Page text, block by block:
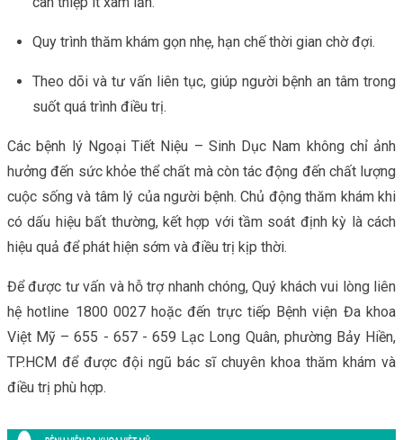
Quy trình thăm khám gọn nhẹ, hạn chế thời gian chờ đợi.
Theo dõi và tư vấn liên tục, giúp người bệnh an tâm trong
suốt quá trình điều trị.
Các bệnh lý Ngoại Tiết Niệu – Sinh Dục Nam không chỉ ảnh
hưởng đến sức khỏe thể chất mà còn tác động đến chất lượng
cuộc sống và tâm lý của người bệnh. Chủ động thăm khám khi
có dấu hiệu bất thường, kết hợp với tầm soát định kỳ là cách
hiệu quả để phát hiện sớm và điều trị kịp thời.
Để được tư vấn và hỗ trợ nhanh chóng, Quý khách vui lòng liên
hệ hotline 1800 0027 hoặc đến trực tiếp Bệnh viện Đa khoa
Việt Mỹ – 655 - 657 - 659 Lạc Long Quân, phường Bảy Hiền,
TP.HCM để được đội ngũ bác sĩ chuyên khoa thăm khám và
điều trị phù hợp.